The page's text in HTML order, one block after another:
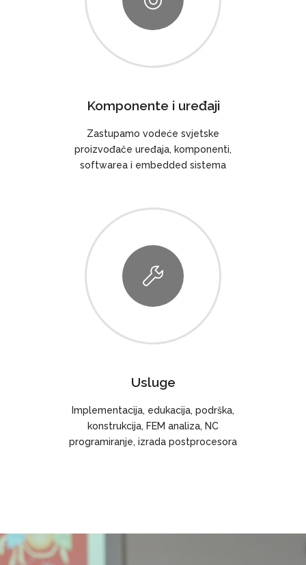
Komponente i uređaji
Zastupamo vodeće svjetske
proizvođače uređaja, komponenti,
softwarea i embedded sistema
Usluge
Implementacija, edukacija, podrška,
konstrukcija, FEM analiza, NC
programiranje, izrada postprocesora